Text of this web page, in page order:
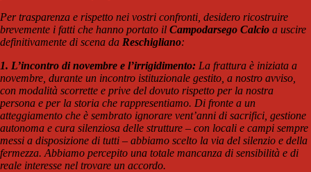
Per trasparenza e rispetto nei vostri confronti, desidero ricostruire
brevemente i fatti che hanno portato il Campodarsego Calcio a uscire
definitivamente di scena da Reschigliano:
1. L’incontro di novembre e l’irrigidimento: La frattura è iniziata a
novembre, durante un incontro istituzionale gestito, a nostro avviso,
con modalità scorrette e prive del dovuto rispetto per la nostra
persona e per la storia che rappresentiamo. Di fronte a un
atteggiamento che è sembrato ignorare vent’anni di sacrifici, gestione
autonoma e cura silenziosa delle strutture – con locali e campi sempre
messi a disposizione di tutti – abbiamo scelto la via del silenzio e della
fermezza. Abbiamo percepito una totale mancanza di sensibilità e di
reale interesse nel trovare un accordo.